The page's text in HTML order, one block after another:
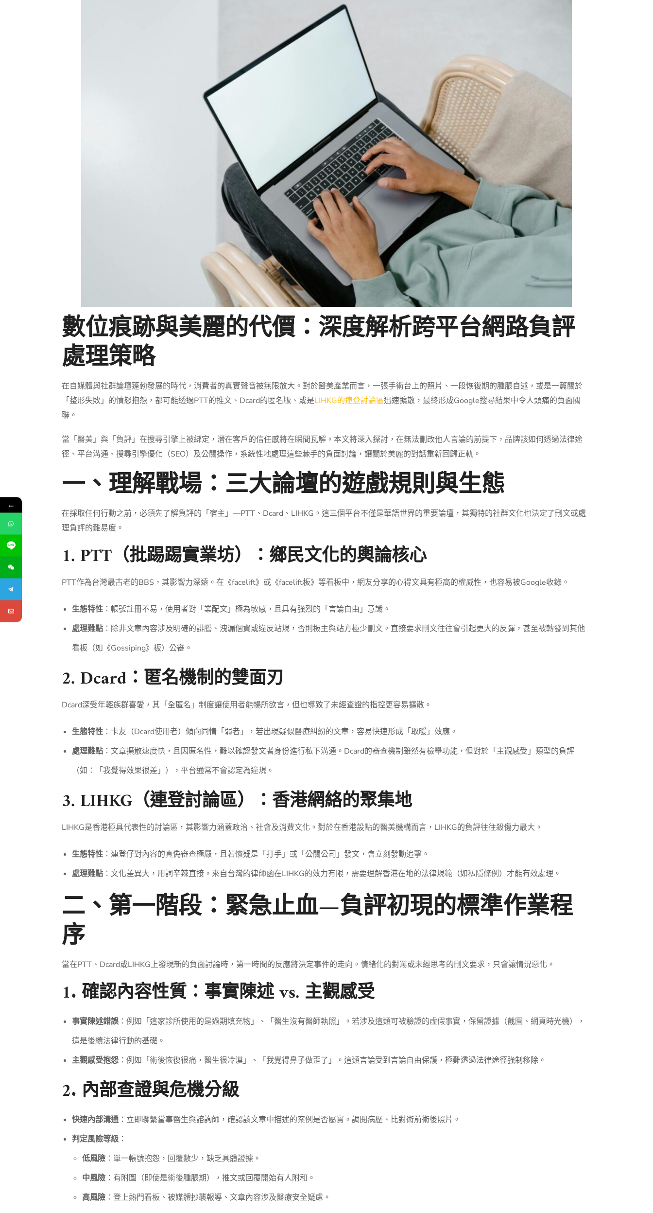
數位痕跡與美麗的代價：深度解析跨平台網路負評
處理策略
在自媒體與社群論壇蓬勃發展的時代，消費者的真實聲音被無限放大。對於醫美產業而言，一張手術台上的照片、一段恢復期的腫脹自述，或是一篇關於
「整形失敗」的憤怒抱怨，都可能透過PTT的推文、Dcard的匿名版、或是LIHKG的連登討論區迅速擴散，最終形成Google搜尋結果中令人頭痛的負面關
聯。
當「醫美」與「負評」在搜尋引擎上被綁定，潛在客戶的信任感將在瞬間瓦解。本文將深入探討，在無法刪改他人言論的前提下，品牌該如何透過法律途
徑、平台溝通、搜尋引擎優化（SEO）及公關操作，系統性地處理這些棘手的負面討論，讓關於美麗的對話重新回歸正軌。
一、理解戰場：三大論壇的遊戲規則與生態
在採取任何行動之前，必須先了解負評的「宿主」—PTT、Dcard、LIHKG。這三個平台不僅是華語世界的重要論壇，其獨特的社群文化也決定了刪文或處
理負評的難易度。
1. PTT（批踢踢實業坊）：鄉民文化的輿論核心
PTT作為台灣最古老的BBS，其影響力深遠。在《facelift》或《facelift板》等看板中，網友分享的心得文具有極高的權威性，也容易被Google收錄。
生態特性：帳號註冊不易，使用者對「業配文」極為敏感，且具有強烈的「言論自由」意識。
處理難點：除非文章內容涉及明確的誹謄、洩漏個資或違反站規，否則板主與站方極少刪文。直接要求刪文往往會引起更大的反彈，甚至被轉發到其他
看板（如《Gossiping》板）公審。
2. Dcard：匿名機制的雙面刃
Dcard深受年輕族群喜愛，其「全匿名」制度讓使用者能暢所欲言，但也導致了未經查證的指控更容易擴散。
生態特性：卡友（Dcard使用者）傾向同情「弱者」，若出現疑似醫療糾紛的文章，容易快速形成「取暖」效應。
處理難點：文章擴散速度快，且因匿名性，難以確認發文者身份進行私下溝通。Dcard的審查機制雖然有檢舉功能，但對於「主觀感受」類型的負評
（如：「我覺得效果很差」），平台通常不會認定為違規。
3. LIHKG（連登討論區）：香港網絡的聚集地
LIHKG是香港極具代表性的討論區，其影響力涵蓋政治、社會及消費文化。對於在香港設點的醫美機構而言，LIHKG的負評往往殺傷力最大。
生態特性：連登仔對內容的真偽審查極嚴，且若懷疑是「打手」或「公關公司」發文，會立刻發動追擊。
處理難點：文化差異大，用詞辛辣直接。來自台灣的律師函在LIHKG的效力有限，需要理解香港在地的法律規範（如私隱條例）才能有效處理。
二、第一階段：緊急止血—負評初現的標準作業程
序
當在PTT、Dcard或LIHKG上發現新的負面討論時，第一時間的反應將決定事件的走向。情緒化的對罵或未經思考的刪文要求，只會讓情況惡化。
1. 確認內容性質：事實陳述 vs. 主觀感受
事實陳述錯誤：例如「這家診所使用的是過期填充物」、「醫生沒有醫師執照」。若涉及這類可被驗證的虛假事實，保留證據（截圖、網頁時光機），
這是後續法律行動的基礎。
主觀感受抱怨：例如「術後恢復很痛，醫生很冷漠」、「我覺得鼻子做歪了」。這類言論受到言論自由保護，極難透過法律途徑強制移除。
2. 內部查證與危機分級
快速內部溝通：立即聯繫當事醫生與諮詢師，確認該文章中描述的案例是否屬實。調閱病歷、比對術前術後照片。
判定風險等級：
低風險：單一帳號抱怨，回覆數少，缺乏具體證據。
中風險：有附圖（即使是術後腫脹期），推文或回覆開始有人附和。
高風險：登上熱門看板、被媒體抄襲報導、文章內容涉及醫療安全疑慮。
←